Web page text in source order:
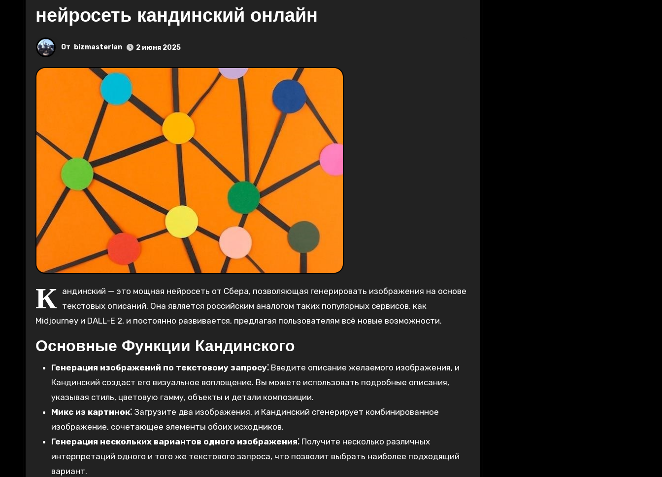
нейросеть кандинский онлайн
От bizmasterlan 2 июня 2025
К андинский — это мощная нейросеть от Сбера, позволяющая генерировать изображения на основе
текстовых описаний. Она является российским аналогом таких популярных сервисов, как
Midjourney и DALL-E 2, и постоянно развивается, предлагая пользователям всё новые возможности.
Основные Функции Кандинского
Генерация изображений по текстовому запросу⁚ Введите описание желаемого изображения, и
Кандинский создаст его визуальное воплощение. Вы можете использовать подробные описания,
указывая стиль, цветовую гамму, объекты и детали композиции.
Микс из картинок⁚ Загрузите два изображения, и Кандинский сгенерирует комбинированное
изображение, сочетающее элементы обоих исходников.
Генерация нескольких вариантов одного изображения⁚ Получите несколько различных
интерпретаций одного и того же текстового запроса, что позволит выбрать наиболее подходящий
вариант.